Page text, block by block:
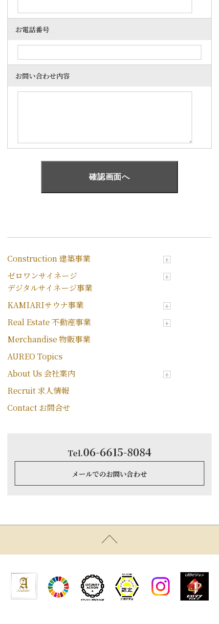
お電話番号
お問い合わせ内容
Construction 建築事業
ゼロワンサイネージ
デジタルサイネージ事業
KAMIARIサウナ事業
Real Estate 不動産事業
Merchandise 物販事業
AUREO Topics
About Us 会社案内
Recruit 求人情報
Contact お問合せ
Tel.06-6615-8084
メールでのお問い合わせ